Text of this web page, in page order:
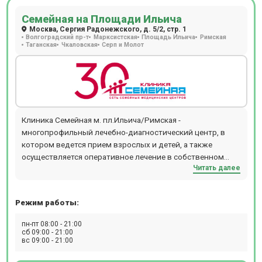
Семейная на Площади Ильича
Москва, Сергия Радонежского, д. 5/2, стр. 1
Волгоградский пр-т Марксистская Площадь Ильича Римская
Таганская Чкаловская Серп и Молот
Клиника Семейная м. пл.Ильича/Римская -
многопрофильный лечебно-диагностический центр, в
котором ведется прием взрослых и детей, а также
осуществляется оперативное лечение в собственном
круглосуточном стационаре. Амбулаторное отделение
урология, физиотерапия, травматология и ортопедия,
гастроэнтерология, физиотерапия и т.д. Материальная
база стационара оснащена 2 операционными блоками,
Читать далее
Режим работы:
пн-пт 08:00 - 21:00
сб 09:00 - 21:00
вс 09:00 - 21:00